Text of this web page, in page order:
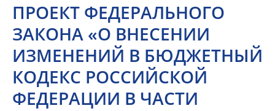
ПРОЕКТ ФЕДЕРАЛЬНОГО
ЗАКОНА «О ВНЕСЕНИИ
ИЗМЕНЕНИЙ В БЮДЖЕТНЫЙ
КОДЕКС РОССИЙСКОЙ
ФЕДЕРАЦИИ В ЧАСТИ